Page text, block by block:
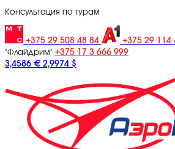
Консультация по турам
+375 29 508 48 84 +375 29 114
"Флайдрим" +375 17 3 666 999
3,4586 € 2,9974 $